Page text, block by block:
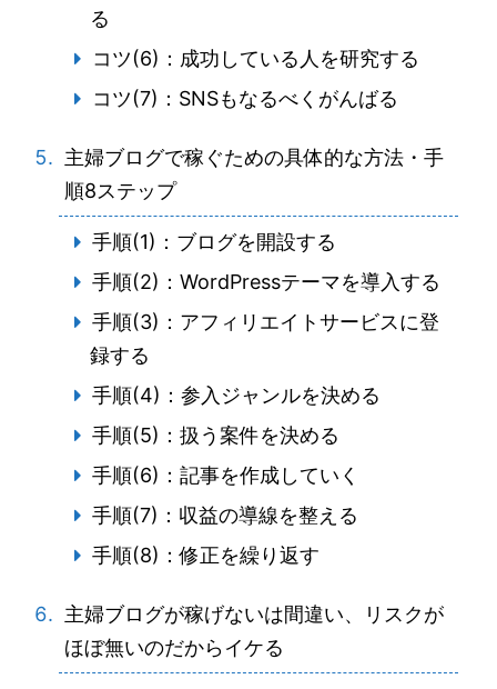
る
コツ(6)：成功している人を研究する
コツ(7)：SNSもなるべくがんばる
主婦ブログで稼ぐための具体的な方法・手
順8ステップ
手順(1)：ブログを開設する
手順(2)：WordPressテーマを導入する
手順(3)：アフィリエイトサービスに登
録する
手順(4)：参入ジャンルを決める
手順(5)：扱う案件を決める
手順(6)：記事を作成していく
手順(7)：収益の導線を整える
手順(8)：修正を繰り返す
主婦ブログが稼げないは間違い、リスクが
ほぼ無いのだからイケる